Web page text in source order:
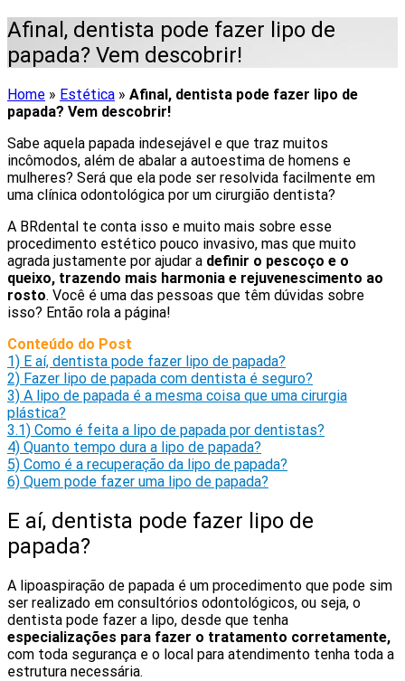
Afinal, dentista pode fazer lipo de
papada? Vem descobrir!
Home » Estética » Afinal, dentista pode fazer lipo de
papada? Vem descobrir!
Sabe aquela papada indesejável e que traz muitos
incômodos, além de abalar a autoestima de homens e
mulheres? Será que ela pode ser resolvida facilmente em
uma clínica odontológica por um cirurgião dentista?
A BRdental te conta isso e muito mais sobre esse
procedimento estético pouco invasivo, mas que muito
agrada justamente por ajudar a definir o pescoço e o
queixo, trazendo mais harmonia e rejuvenescimento ao
rosto. Você é uma das pessoas que têm dúvidas sobre
isso? Então rola a página!
Conteúdo do Post
1) E aí, dentista pode fazer lipo de papada?
2) Fazer lipo de papada com dentista é seguro?
3) A lipo de papada é a mesma coisa que uma cirurgia
plástica?
3.1) Como é feita a lipo de papada por dentistas?
4) Quanto tempo dura a lipo de papada?
5) Como é a recuperação da lipo de papada?
6) Quem pode fazer uma lipo de papada?
E aí, dentista pode fazer lipo de
papada?
A lipoaspiração de papada é um procedimento que pode sim
ser realizado em consultórios odontológicos, ou seja, o
dentista pode fazer a lipo, desde que tenha
especializações para fazer o tratamento corretamente,
com toda segurança e o local para atendimento tenha toda a
estrutura necessária.